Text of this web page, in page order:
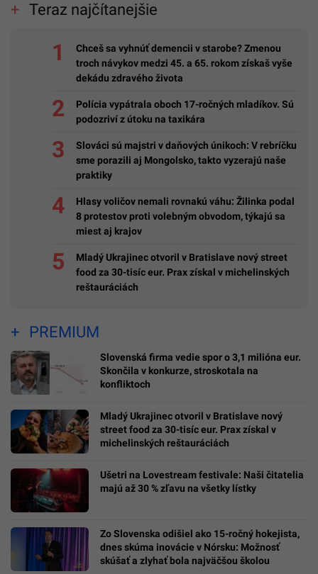
Teraz najčítanejšie
Chceš sa vyhnúť demencii v starobe? Zmenou
troch návykov medzi 45. a 65. rokom získaš vyše
dekádu zdravého života
Polícia vypátrala oboch 17-ročných mladíkov. Sú
podozriví z útoku na taxikára
Slováci sú majstri v daňových únikoch: V rebríčku
sme porazili aj Mongolsko, takto vyzerajú naše
praktiky
Hlasy voličov nemali rovnakú váhu: Žilinka podal
8 protestov proti volebným obvodom, týkajú sa
miest aj krajov
Mladý Ukrajinec otvoril v Bratislave nový street
food za 30-tisíc eur. Prax získal v michelinských
reštauráciách
PREMIUM
Slovenská firma vedie spor o 3,1 milióna eur.
Skončila v konkurze, stroskotala na
konfliktoch
Mladý Ukrajinec otvoril v Bratislave nový
street food za 30-tisíc eur. Prax získal v
michelinských reštauráciách
Ušetri na Lovestream festivale: Naši čitatelia
majú až 30 % zľavu na všetky lístky
Zo Slovenska odišiel ako 15-ročný hokejista,
dnes skúma inovácie v Nórsku: Možnosť
skúšať a zlyhať bola najväčšou školou